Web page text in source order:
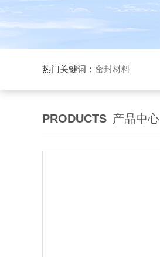
热门关键词： 密封材料
PRODUCTS 产品中心